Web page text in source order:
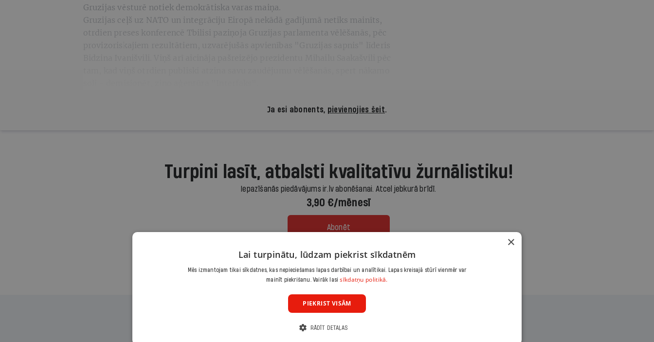
Gruzijas vēsturē notiek demokrātiska varas maiņa.
Gruzijas ceļš uz NATO un integrāciju Eiropā nekādā gadījumā netiks mainīts,
otrdien preses konferencē Tbilisi paziņoja Gruzijas parlamenta vēlēšanās, pēc
Ja esi abonents, pievienojies šeit.
Turpini lasīt, atbalsti kvalitatīvu žurnālistiku!
Iepazīšanās piedāvājums ir.lv abonēšanai. Atcel jebkurā brīdī.
3,90 €/mēnesī
Abonēt
Citas abonēšanas iespējas meklē šeit
×
Lai turpinātu, lūdzam piekrist sīkdatnēm
Mēs izmantojam tikai sīkdatnes, kas nepieciešamas lapas darbībai un analītikai. Lapas kreisajā stūrī vienmēr var
mainīt piekrišanu. Vairāk lasisīkdatņu politikā.
PIEKRIST VISĀM
RĀDĪT DETAĻAS